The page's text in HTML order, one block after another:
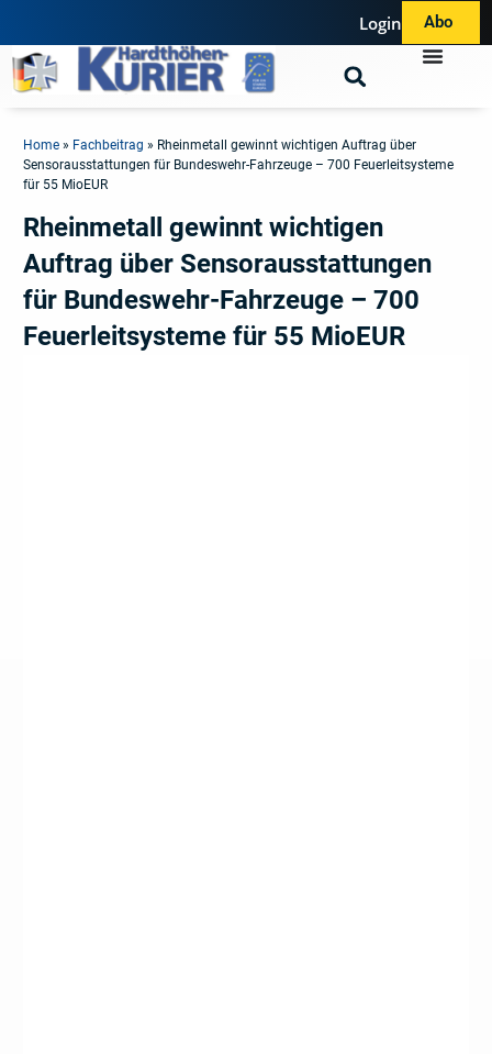
Login Abo
Home » Fachbeitrag » Rheinmetall gewinnt wichtigen Auftrag über
Sensorausstattungen für Bundeswehr-Fahrzeuge – 700 Feuerleitsysteme
für 55 MioEUR
Rheinmetall gewinnt wichtigen
Auftrag über Sensorausstattungen
für Bundeswehr-Fahrzeuge – 700
Feuerleitsysteme für 55 MioEUR